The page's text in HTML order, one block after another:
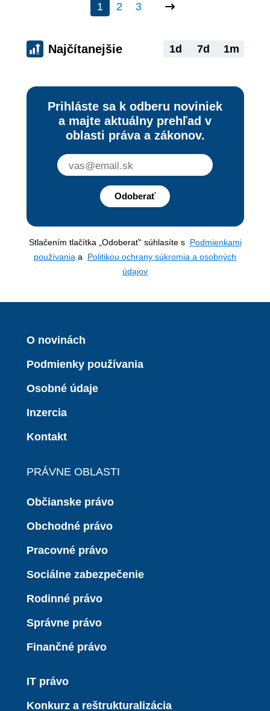
1 2 3
Najčítanejšie 1d 7d 1m
Prihláste sa k odberu noviniek
a majte aktuálny prehľad v
oblasti práva a zákonov.
Odoberať
Stlačením tlačítka „Odoberať“ súhlasíte s Podmienkami
používania a Politikou ochrany súkromia a osobných
údajov
O novinách
Podmienky používania
Osobné údaje
Inzercia
Kontakt
PRÁVNE OBLASTI
Občianske právo
Obchodné právo
Pracovné právo
Sociálne zabezpečenie
Rodinné právo
Správne právo
Finančné právo
IT právo
Konkurz a reštrukturalizácia